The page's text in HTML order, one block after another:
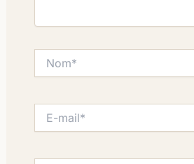
mail*